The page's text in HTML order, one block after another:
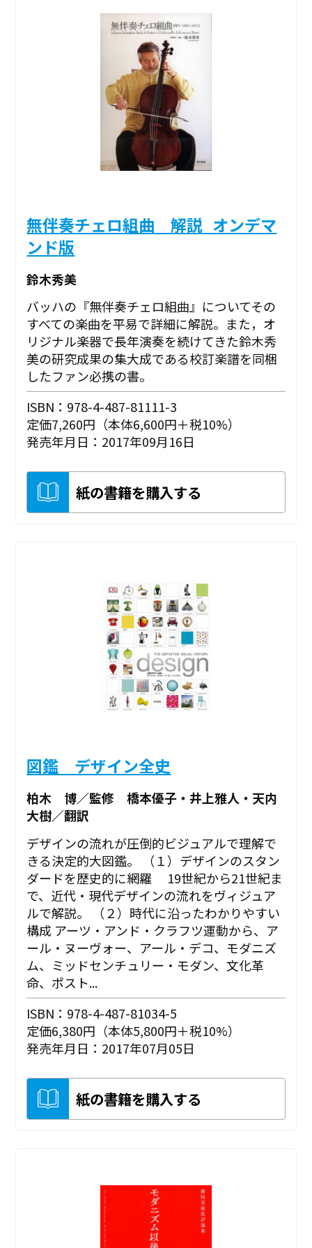
無伴奏チェロ組曲 解説_オンデマ
ンド版
鈴木秀美
バッハの『無伴奏チェロ組曲』についてその
すべての楽曲を平易で詳細に解説。また，オ
リジナル楽器で長年演奏を続けてきた鈴木秀
美の研究成果の集大成である校訂楽譜を同梱
したファン必携の書。
ISBN：978-4-487-81111-3
定価7,260円（本体6,600円＋税10%）
発売年月日：2017年09月16日
紙の書籍を購入する
図鑑 デザイン全史
柏木 博／監修 橋本優子・井上雅人・天内
大樹／翻訳
デザインの流れが圧倒的ビジュアルで理解で
きる決定的大図鑑。 （１）デザインのスタン
ダードを歴史的に網羅 19世紀から21世紀ま
で、近代・現代デザインの流れをヴィジュア
ルで解説。 （２）時代に沿ったわかりやすい
構成 アーツ・アンド・クラフツ運動から、ア
ール・ヌーヴォー、アール・デコ、モダニズ
ム、ミッドセンチュリー・モダン、文化革
命、ポスト...
ISBN：978-4-487-81034-5
定価6,380円（本体5,800円＋税10%）
発売年月日：2017年07月05日
紙の書籍を購入する